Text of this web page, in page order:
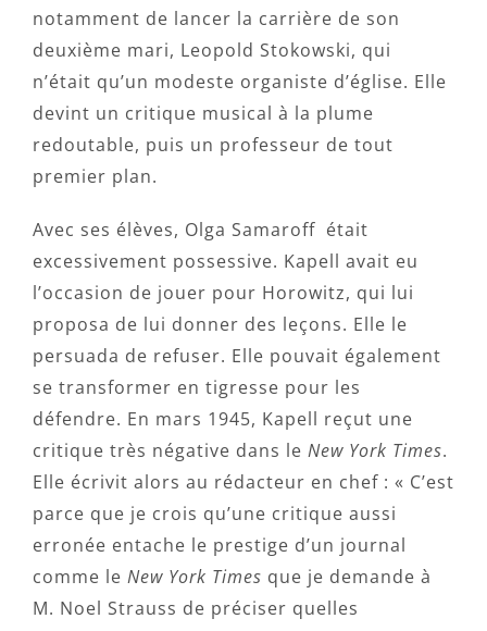
notamment de lancer la carrière de son
deuxième mari, Leopold Stokowski, qui
n’était qu’un modeste organiste d’église. Elle
devint un critique musical à la plume
redoutable, puis un professeur de tout
premier plan.
Avec ses élèves, Olga Samaroff était
excessivement possessive. Kapell avait eu
l’occasion de jouer pour Horowitz, qui lui
proposa de lui donner des leçons. Elle le
persuada de refuser. Elle pouvait également
se transformer en tigresse pour les
défendre. En mars 1945, Kapell reçut une
critique très négative dans le New York Times.
Elle écrivit alors au rédacteur en chef : « C’est
parce que je crois qu’une critique aussi
erronée entache le prestige d’un journal
comme le New York Times que je demande à
M. Noel Strauss de préciser quelles